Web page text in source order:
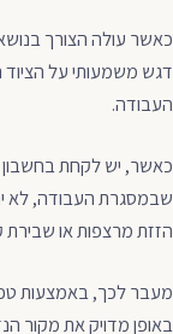
כאשר עולה הצורך
דגש משמעותי על הציוד
העבודה.
כאשר, יש לקחת
שבמסגרת העבודה, לא
הזזת מרצפות או שבירת
מעבר לכך, באמצעות
באופן מדויק את מקור